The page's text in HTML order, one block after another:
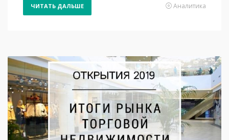
ЧИТАТЬ ДАЛЬШЕ Аналитика